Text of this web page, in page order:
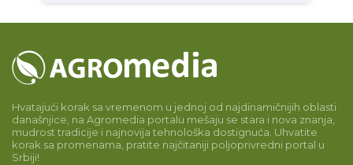
Hvatajući korak sa vremenom u jednoj od najdinamičnijih oblasti
današnjice, na Agromedia portalu mešaju se stara i nova znanja,
mudrost tradicije i najnovija tehnološka dostignuća. Uhvatite
korak sa promenama, pratite najčitaniji poljoprivredni portal u
Srbiji!